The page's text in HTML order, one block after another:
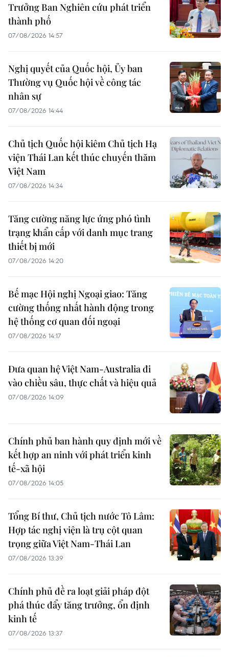
Trưởng Ban Nghiên cứu phát triển
thành phố
07/08/2026 14:57
Nghị quyết của Quốc hội, Ủy ban
Thường vụ Quốc hội về công tác
nhân sự
07/08/2026 14:44
Chủ tịch Quốc hội kiêm Chủ tịch Hạ
viện Thái Lan kết thúc chuyến thăm
Việt Nam
07/08/2026 14:34
Tăng cường năng lực ứng phó tình
trạng khẩn cấp với danh mục trang
thiết bị mới
07/08/2026 14:20
Bế mạc Hội nghị Ngoại giao: Tăng
cường thống nhất hành động trong
hệ thống cơ quan đối ngoại
07/08/2026 14:17
Đưa quan hệ Việt Nam-Australia đi
vào chiều sâu, thực chất và hiệu quả
07/08/2026 14:09
Chính phủ ban hành quy định mới về
kết hợp an ninh với phát triển kinh
tế-xã hội
07/08/2026 14:05
Tổng Bí thư, Chủ tịch nước Tô Lâm:
Hợp tác nghị viện là trụ cột quan
trọng giữa Việt Nam-Thái Lan
07/08/2026 13:39
Chính phủ đề ra loạt giải pháp đột
phá thúc đẩy tăng trưởng, ổn định
kinh tế
07/08/2026 13:37